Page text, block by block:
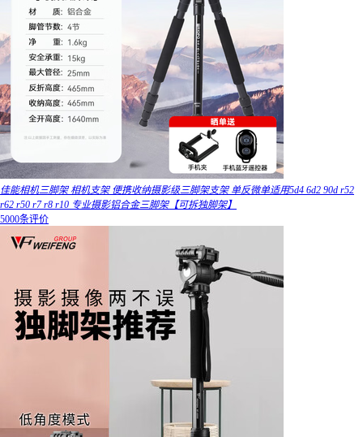
佳能相机三脚架 相机支架 便携收纳摄影级三脚架支架 单反微单适用5d4 6d2 90d r52
r62 r50 r7 r8 r10 专业摄影铝合金三脚架【可拆独脚架】
5000条评价